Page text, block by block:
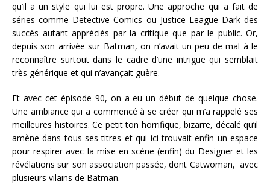
qu’il a un style qui lui est propre. Une approche qui a fait de
séries comme Detective Comics ou Justice League Dark des
succès autant appréciés par la critique que par le public. Or,
depuis son arrivée sur Batman, on n’avait un peu de mal à le
reconnaître surtout dans le cadre d’une intrigue qui semblait
très générique et qui n’avançait guère.
Et avec cet épisode 90, on a eu un début de quelque chose.
Une ambiance qui a commencé à se créer qui m’a rappelé ses
meilleures histoires. Ce petit ton horrifique, bizarre, décalé qu’il
amène dans tous ses titres et qui ici trouvait enfin un espace
pour respirer avec la mise en scène (enfin) du Designer et les
révélations sur son association passée, dont Catwoman, avec
plusieurs vilains de Batman.